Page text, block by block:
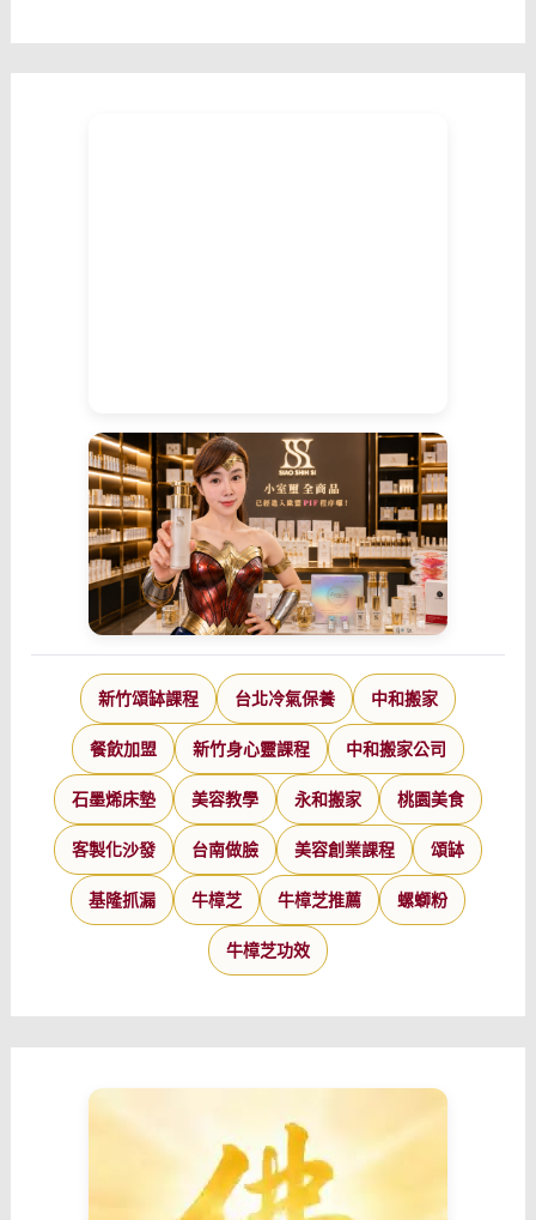
忍
受
新竹頌缽課程 台北冷氣保養 中和搬家
餐飲加盟 新竹身心靈課程 中和搬家公司
石墨烯床墊 美容教學 永和搬家 桃園美食
客製化沙發 台南做臉 美容創業課程 頌缽
基隆抓漏 牛樟芝 牛樟芝推薦 螺螄粉
牛樟芝功效